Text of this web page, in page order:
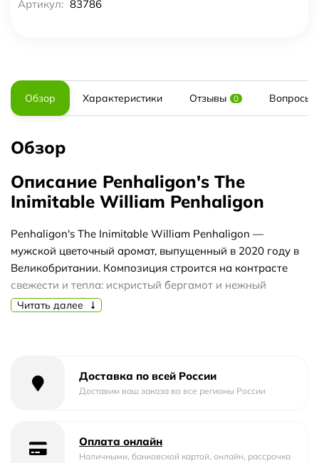
Артикул: 83786
Обзор Характеристики Отзывы 0 Вопросы
Обзор
Описание Penhaligon's The
Inimitable William Penhaligon
Penhaligon's The Inimitable William Penhaligon —
мужской цветочный аромат, выпущенный в 2020 году в
Великобритании. Композиция строится на контрасте
свежести и тепла: искристый бергамот и нежный
жасмин задают яркое стартовое настроение, а
ветивер, кедр и ладан добавляют землистую, дымную и
слегка бальзамическую текстуру. База из сандалового
на протяжении всего дня.
Читать далее
Доставка по всей России
Доставим ваш заказа во все регионы России
Оплата онлайн
Наличными, банковской картой, онлайн, рассрочка